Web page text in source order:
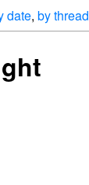
date, by thread